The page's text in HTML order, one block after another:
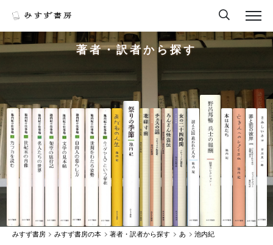
著者・訳者から探す
みすず書房 みすず書房の本 著者・訳者から探す あ 池内紀